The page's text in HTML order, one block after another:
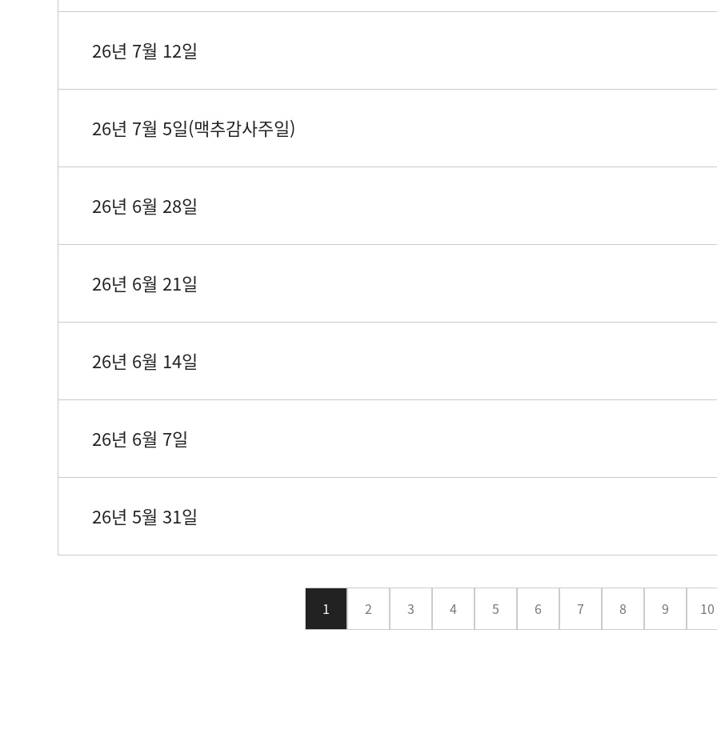
26년 7월 12일
26년 7월 5일(맥추감사주일)
26년 6월 28일
26년 6월 21일
26년 6월 14일
26년 6월 7일
26년 5월 31일
1 2 3 4 5 6 7 8 9 10